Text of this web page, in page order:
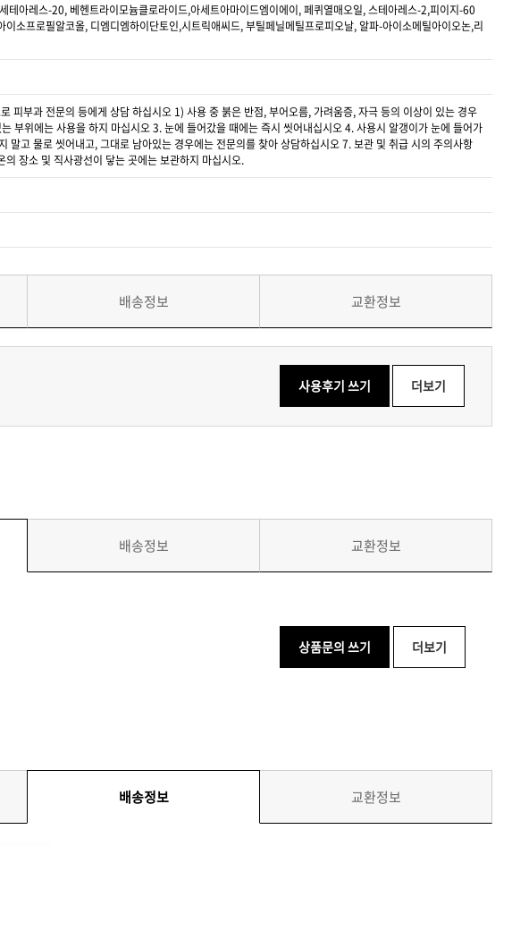
아레스-20, 베헨트라이모늄클로라이드,아세트아마이드엠이에이, 페퀴열매오일, 스테아레스-2,피이지-60
소프로필알코올, 디엠디엠하이단토인,시트릭애씨드, 부틸페닐메틸프로피오날, 알파-아이소메틸아이오논,리
피부과 전문의 등에게 상담 하십시오 1) 사용 중 붉은 반점, 부어오름, 가려움증, 자극 등의 이상이 있는 경우
부위에는 사용을 하지 마십시오 3. 눈에 들어갔을 때에는 즉시 씻어내십시오 4. 사용시 알갱이가 눈에 들어가
고 물로 씻어내고, 그대로 남아있는 경우에는 전문의를 찾아 상담하십시오 7. 보관 및 취급 시의 주의사항
장소 및 직사광선이 닿는 곳에는 보관하지 마십시오.
배송정보 교환정보
사용후기 쓰기 더보기
배송정보 교환정보
상품문의 쓰기 더보기
배송정보 교환정보